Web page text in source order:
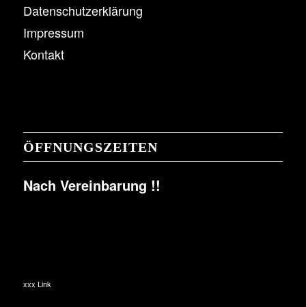
Datenschutzerklärung
Impressum
Kontakt
ÖFFNUNGSZEITEN
Nach Vereinbarung !!
xxx Link